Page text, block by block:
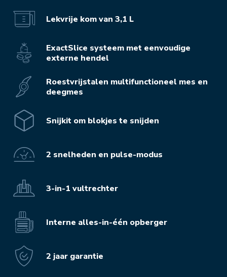
Lekvrije kom van 3,1 L
ExactSlice systeem met eenvoudige
externe hendel
Roestvrijstalen multifunctioneel mes en
deegmes
Snijkit om blokjes te snijden
2 snelheden en pulse-modus
3-in-1 vultrechter
Interne alles-in-één opberger
2 jaar garantie